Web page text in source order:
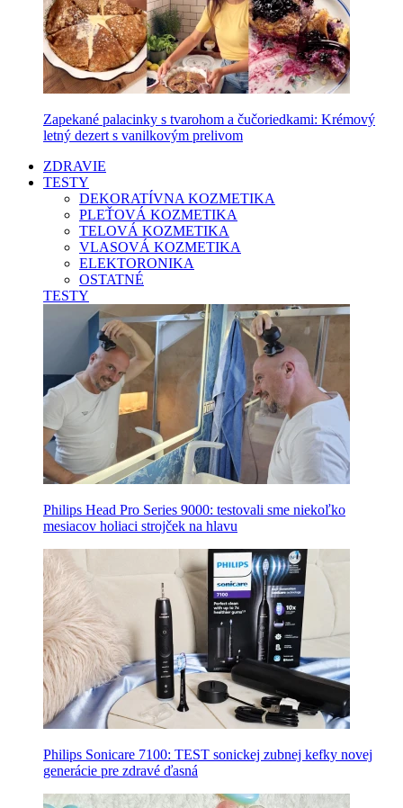
Zapekané palacinky s tvarohom a čučoriedkami: Krémový
letný dezert s vanilkovým prelivom
ZDRAVIE
TESTY
DEKORATÍVNA KOZMETIKA
PLEŤOVÁ KOZMETIKA
TELOVÁ KOZMETIKA
VLASOVÁ KOZMETIKA
ELEKTORONIKA
OSTATNÉ
TESTY
Philips Head Pro Series 9000: testovali sme niekoľko
mesiacov holiaci strojček na hlavu
Philips Sonicare 7100: TEST sonickej zubnej kefky novej
generácie pre zdravé ďasná